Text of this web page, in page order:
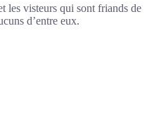
les visteurs qui sont friands de
d’entre eux.